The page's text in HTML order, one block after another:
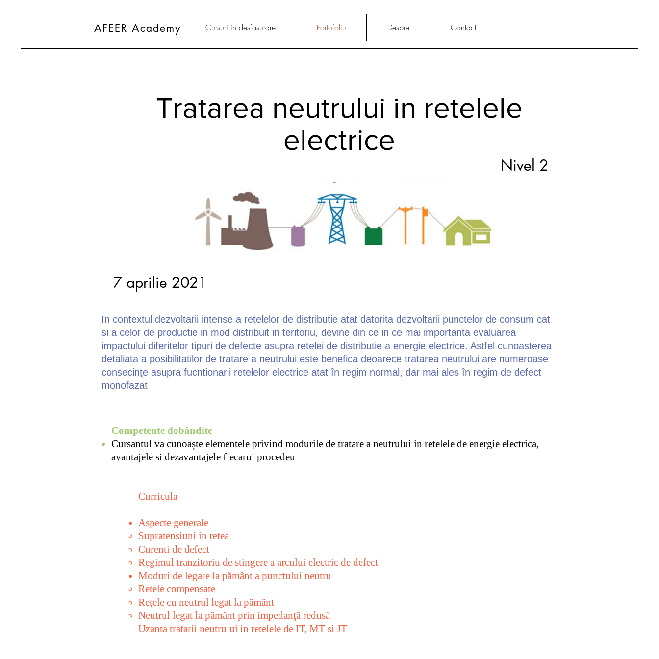
AFEER Academy Cursuri in desfasurare Portofoliu Despre Contact
Tratarea neutrului in retelele
electrice
Nivel 2
7 aprilie 2021
In contextul dezvoltarii intense a retelelor de distributie atat datorita dezvoltarii punctelor de consum cat
si a celor de productie in mod distribuit in teritoriu, devine din ce in ce mai importanta evaluarea
impactului diferitelor tipuri de defecte asupra retelei de distributie a energie electrice. Astfel cunoasterea
detaliata a posibilitatilor de tratare a neutrului este benefica deoarece tratarea neutrului are numeroase
consecinţe asupra fucntionarii retelelor electrice atat în regim normal, dar mai ales în regim de defect
monofazat
Competente dobândite
Cursantul va cunoaște elementele privind modurile de tratare a neutrului in retelele de energie electrica,
avantajele si dezavantajele fiecarui procedeu
Curricula
Aspecte generale
Supratensiuni in retea
Curenti de defect
Regimul tranzitoriu de stingere a arcului electric de defect
Moduri de legare la pământ a punctului neutru
Retele compensate
Reţele cu neutrul legat la pământ
Neutrul legat la pământ prin impedanţă redusă
Uzanta tratarii neutrului in retelele de IT, MT si JT